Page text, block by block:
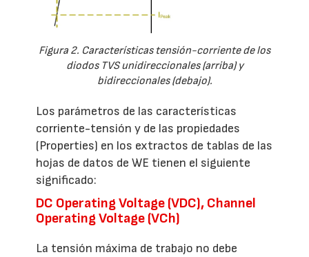
Figura 2. Características tensión-corriente de los
diodos TVS unidireccionales (arriba) y
bidireccionales (debajo).
Los parámetros de las características
corriente-tensión y de las propiedades
(Properties) en los extractos de tablas de las
hojas de datos de WE tienen el siguiente
significado:
DC Operating Voltage (VDC), Channel
Operating Voltage (VCh)
La tensión máxima de trabajo no debe